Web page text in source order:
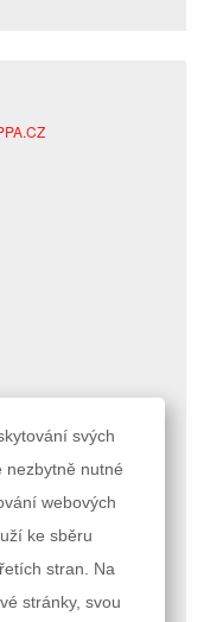
svých
nezbytně nutné
webových
ke sběru
stran. Na
stránky, svou